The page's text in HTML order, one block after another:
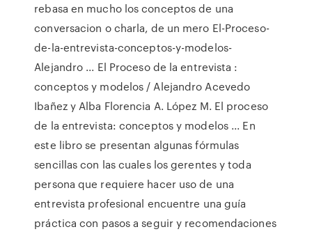
rebasa en mucho los conceptos de una
conversacion o charla, de un mero El-Proceso-
de-la-entrevista-conceptos-y-modelos-
Alejandro ... El Proceso de la entrevista :
conceptos y modelos / Alejandro Acevedo
Ibañez y Alba Florencia A. López M. El proceso
de la entrevista: conceptos y modelos ... En
este libro se presentan algunas fórmulas
sencillas con las cuales los gerentes y toda
persona que requiere hacer uso de una
entrevista profesional encuentre una guía
práctica con pasos a seguir y recomendaciones